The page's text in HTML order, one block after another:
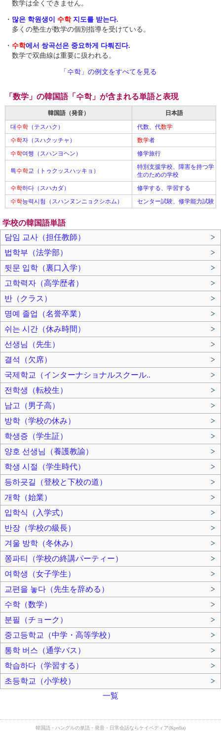
数学は全くできません。
・ 많은 학원생 이 수학지도를 받는다.
多くの塾生 が数学の個別指導を受けている。
・ 수학에서 쌍곡선 은 중요하게 다뤄진다.
数学で双曲線 は重要に扱われる。
「수학」の例文をすべてを見る
「数学」の韓国語「수학」が含まれる単語と表現
韓国語（発音）
日本語
대 수학 （テスハク） 代数、代数学
수학자（スハクッチャ） 数学者
수학여행（スハンヨヘン） 修学旅行
특수학교（トゥクッスハッキョ）
特別支援学校、障害を持つ学
生のための学校
수학하다（スハカダ）
修学する、学習する
수학능력시험（スハンヌンニョクシホム） センター試験、修学能力試験
学校の韓国語単語
담임 교사（担任教師）
>
법학부（法学部）
>
뒷문 입학（裏口入学）
>
고학력자（高学歴者）
>
반（クラス）
>
명예 졸업（名誉卒業）
>
쉬는 시간（休み時間）
>
선생님（先生）
>
결석（欠席）
>
국제학교（インターナショナルスクール..
>
전학생（転校生）
>
남고（男子高）
>
방학（学校の休み）
>
학생증（学生証）
>
양호 선생님（養護教諭）
>
학생 시절（学生時代）
>
등하굣길（登校と下校の道）
>
개학（始業）
>
입학식（入学式）
>
반장（学校の級長）
>
겨울 방학（冬休み）
>
쫑파티（学校の終講パーティー）
>
여학생（女子学生）
>
교편을 놓다（先生を辞める）
>
수학（数学）
>
분필（チョーク）
>
중고등학교（中学・高等学校）
>
통학 버스（通学バス）
>
학습하다（学習する）
>
초등학교（小学校）
>
一覧
韓国語・ハングルの単語・発音・日常会話ならケイペディア(Kpedia)